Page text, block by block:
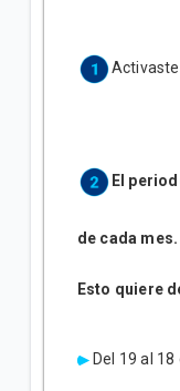
El
de cada mes.
Esto quiere
Del 19 al 18